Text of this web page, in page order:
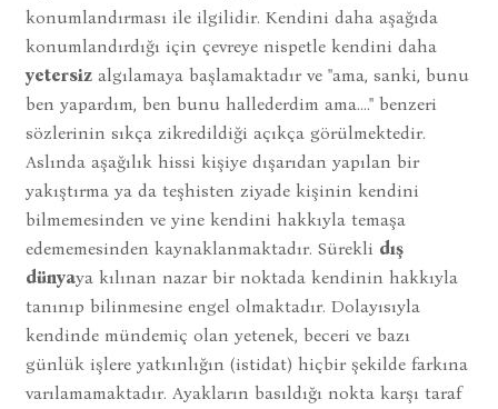
konumlandırması ile ilgilidir. Kendini daha aşağıda
konumlandırdığı için çevreye nispetle kendini daha
yetersizalgılamaya başlamaktadır ve "ama, sanki, bunu
ben yapardım, ben bunu hallederdim ama...." benzeri
sözlerinin sıkça zikredildiği açıkça görülmektedir.
Aslında aşağılık hissi kişiye dışarıdan yapılan bir
yakıştırma ya da teşhisten ziyade kişinin kendini
bilmemesinden ve yine kendini hakkıyla temaşa
edememesinden kaynaklanmaktadır. Sürekli dış
dünyaya kılınan nazar bir noktada kendinin hakkıyla
tanınıp bilinmesine engel olmaktadır. Dolayısıyla
kendinde mündemiç olan yetenek, beceri ve bazı
günlük işlere yatkınlığın (istidat) hiçbir şekilde farkına
varılamamaktadır. Ayakların basıldığı nokta karşı taraf